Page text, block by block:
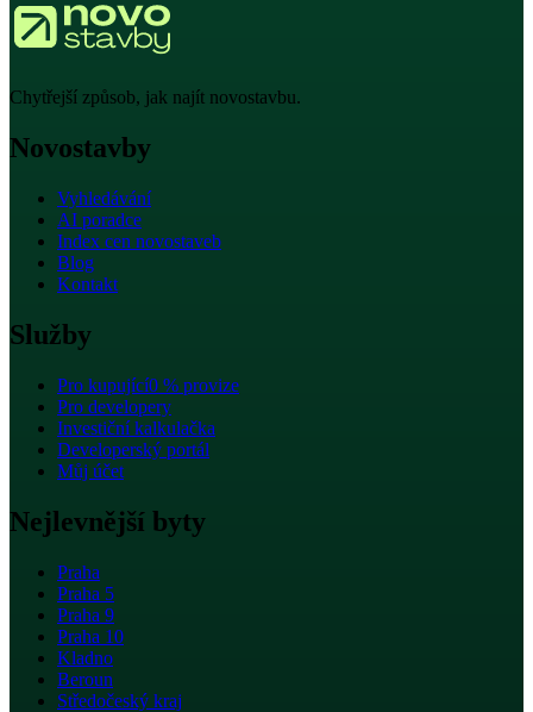
Chytřejší způsob, jak najít novostavbu.
Novostavby
Vyhledávání
AI poradce
Index cen novostaveb
Blog
Kontakt
Služby
Pro kupující0 % provize
Pro developery
Investiční kalkulačka
Developerský portál
Můj účet
Nejlevnější byty
Praha
Praha 5
Praha 9
Praha 10
Kladno
Beroun
Středočeský kraj